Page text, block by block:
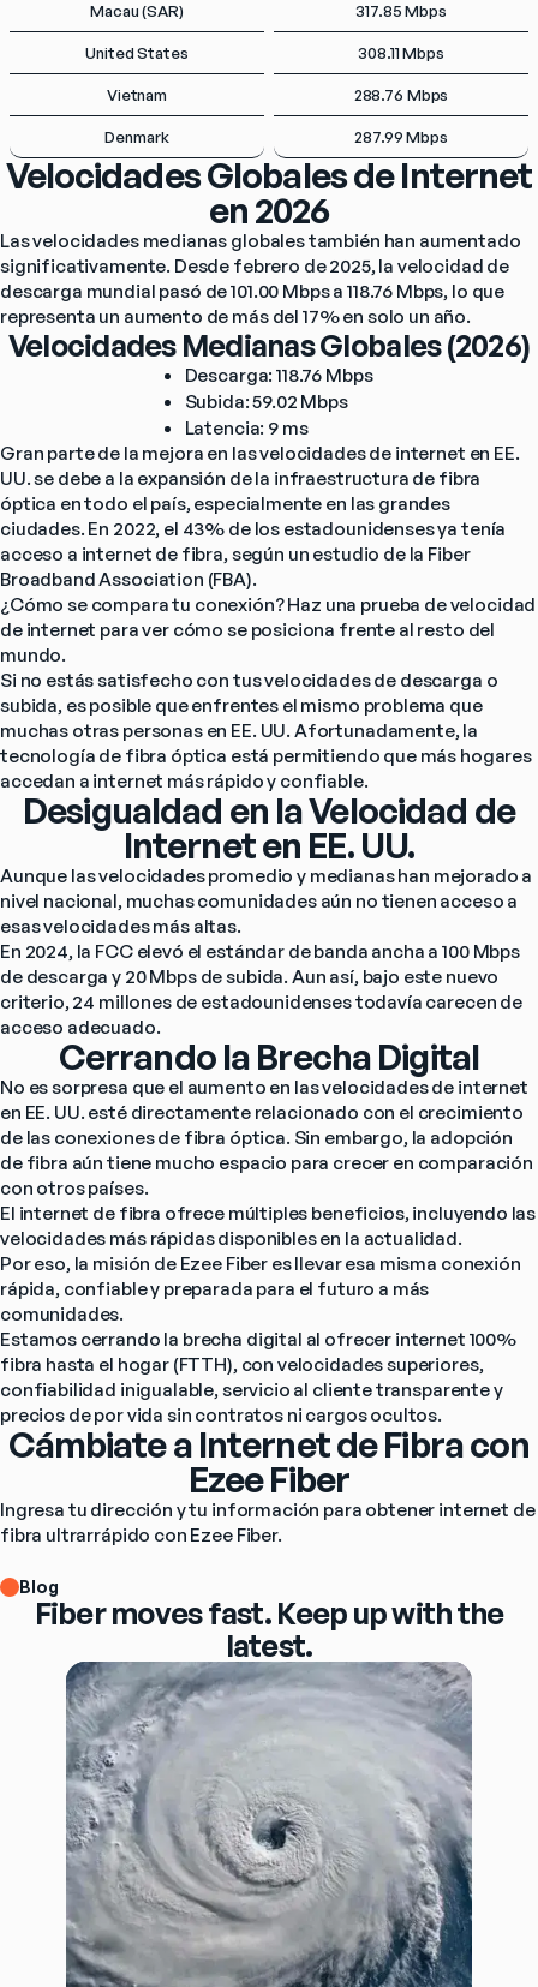
Macau (SAR) 317.85 Mbps
United States 308.11 Mbps
Vietnam 288.76 Mbps
Denmark 287.99 Mbps
Velocidades Globales de Internet
en 2026
Las velocidades medianas globales también han aumentado
significativamente. Desde febrero de 2025, la velocidad de
descarga mundial pasó de 101.00 Mbps a 118.76 Mbps, lo que
representa un aumento de más del 17% en solo un año.
Velocidades Medianas Globales (2026)
Descarga: 118.76 Mbps
Subida: 59.02 Mbps
Latencia: 9 ms
Gran parte de la mejora en las velocidades de internet en EE.
UU. se debe a la expansión de la infraestructura de fibra
óptica en todo el país, especialmente en las grandes
ciudades. En 2022, el 43% de los estadounidenses ya tenía
acceso a internet de fibra, según un estudio de la Fiber
Broadband Association (FBA).
¿Cómo se compara tu conexión? Haz una prueba de velocidad
de internet para ver cómo se posiciona frente al resto del
mundo.
Si no estás satisfecho con tus velocidades de descarga o
subida, es posible que enfrentes el mismo problema que
muchas otras personas en EE. UU. Afortunadamente, la
tecnología de fibra óptica está permitiendo que más hogares
accedan a internet más rápido y confiable.
Desigualdad en la Velocidad de
Internet en EE. UU.
Aunque las velocidades promedio y medianas han mejorado a
nivel nacional, muchas comunidades aún no tienen acceso a
esas velocidades más altas.
En 2024, la FCC elevó el estándar de banda ancha a 100 Mbps
de descarga y 20 Mbps de subida. Aun así, bajo este nuevo
criterio, 24 millones de estadounidenses todavía carecen de
acceso adecuado.
Cerrando la Brecha Digital
No es sorpresa que el aumento en las velocidades de internet
en EE. UU. esté directamente relacionado con el crecimiento
de las conexiones de fibra óptica. Sin embargo, la adopción
de fibra aún tiene mucho espacio para crecer en comparación
con otros países.
El internet de fibra ofrece múltiples beneficios, incluyendo las
velocidades más rápidas disponibles en la actualidad.
Por eso, la misión de Ezee Fiber es llevar esa misma conexión
rápida, confiable y preparada para el futuro a más
comunidades.
Estamos cerrando la brecha digital al ofrecer internet 100%
fibra hasta el hogar (FTTH), con velocidades superiores,
confiabilidad inigualable, servicio al cliente transparente y
precios de por vida sin contratos ni cargos ocultos.
Cámbiate a Internet de Fibra con
Ezee Fiber
Ingresa tu dirección y tu información para obtener internet de
fibra ultrarrápido con Ezee Fiber.
Blog
Fiber moves fast. Keep up with the
latest.